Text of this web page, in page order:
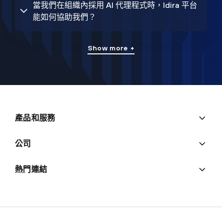
當我們在組織內採用 AI 代理程式時，Idira 平台
能如何協助我們？
Show more +
產品和服務
公司
熱門連結